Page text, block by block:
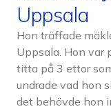
Uppsala
Hon träffade
Uppsala. Hon var
titta på 3 ettor
undrade vad hon
det behövde hon